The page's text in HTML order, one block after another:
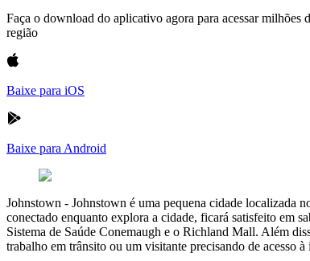
Faça o download do aplicativo agora para acessar
região
Baixe para iOS
Baixe para Android
Johnstown - Johnstown é uma pequena cidade localizada
conectado enquanto explora a cidade, ficará satisfeito em
Sistema de Saúde Conemaugh e o Richland Mall. Além
trabalho em trânsito ou um visitante precisando de acesso